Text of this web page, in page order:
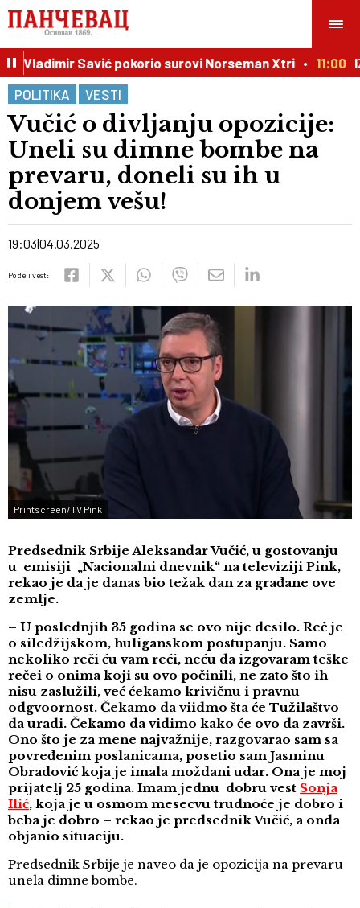
Vladimir Savić pokorio surovi Norseman Xtri 11:00
POLITIKA
VESTI
Vučić o divljanju opozicije:
Uneli su dimne bombe na
prevaru, doneli su ih u
donjem vešu!
19:03 04.03.2025
Podeli vest:
Printscreen/TV Pink
Predsednik Srbije Aleksandar Vučić, u gostovanju
u emisiji „Nacionalni dnevnik“ na televiziji Pink,
rekao je da je danas bio težak dan za građane ove
zemlje.
– U poslednjih 35 godina se ovo nije desilo. Reč je
o siledžijskom, huliganskom postupanju. Samo
nekoliko reči ću vam reći, neću da izgovaram teške
rečei o onima koji su ovo počinili, ne zato što ih
nisu zaslužili, već ćekamo krivičnu i pravnu
odgvoornost. Čekamo da viidmo šta će Tužilaštvo
da uradi. Čekamo da vidimo kako će ovo da završi.
Ono što je za mene najvažnije, razgovarao sam sa
povređenim poslanicama, posetio sam Jasminu
Obradović koja je imala moždani udar. Ona je moj
prijatelj 25 godina. Imam jednu dobru vest Sonja
Ilić, koja je u osmom mesecvu trudnoće je dobro i
beba je dobro – rekao je predsednik Vučić, a onda
objanio situaciju.
Predsednik Srbije je naveo da je opozicija na prevaru
unela dimne bombe.